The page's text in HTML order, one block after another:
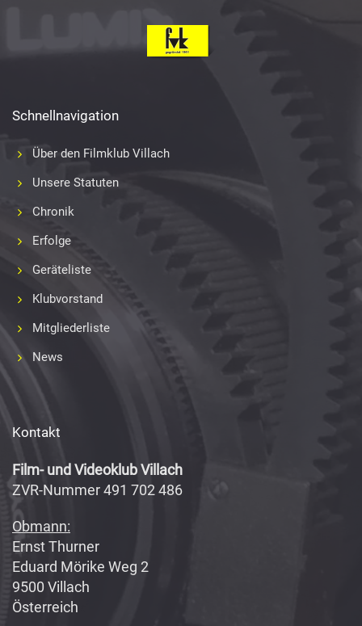
Schnellnavigation
Über den Filmklub Villach
Unsere Statuten
Chronik
Erfolge
Geräteliste
Klubvorstand
Mitgliederliste
News
Kontakt
Film- und Videoklub Villach
ZVR-Nummer 491 702 486
Obmann:
Ernst Thurner
Eduard Mörike Weg 2
9500 Villach
Österreich